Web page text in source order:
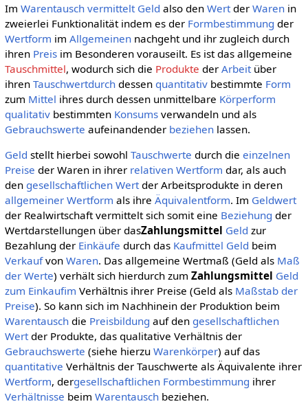
Im Warentausch vermittelt Geld also den Wertder Warenin
zweierlei Funktionalität indem es der Formbestimmung der
Wertform im Allgemeinennachgeht und ihr zugleich durch
ihren Preisim Besonderen vorauseilt. Es ist das allgemeine
Tauschmittel, wodurch sich die Produkte der Arbeitüber
ihren Tauschwertdurchdessen quantitativbestimmte Form
zum Mittel ihres durch dessen unmittelbare Körperform
qualitativbestimmten Konsumsverwandeln und als
Gebrauchswerte aufeinandender beziehenlassen.
Geld stellt hierbei sowohl Tauschwerte durch die einzelnen
Preise der Waren in ihrer relativen Wertform dar, als auch
den gesellschaftlichen Wertder Arbeitsprodukte in deren
allgemeiner Wertform als ihre Äquivalentform. Im Geldwert
der Realwirtschaft vermittelt sich somit eine Beziehung der
Wertdarstellungen über dasZahlungsmittel Geld zur
Bezahlung der Einkäufe durch das Kaufmittel Geld beim
Verkaufvon Waren. Das allgemeine Wertmaß (Geld als Maß
der Werte) verhält sich hierdurch zum Zahlungsmittel Geld
zum Einkaufim Verhältnis ihrer Preise (Geld als Maßstab der
Preise). So kann sich im Nachhinein der Produktion beim
Warentauschdie Preisbildung auf den gesellschaftlichen
Wertder Produkte, das qualitative Verhältnis der
Gebrauchswerte (siehe hierzu Warenkörper) auf das
quantitative Verhältnis der Tauschwerte als Äquivalente ihrer
Wertform, dergesellschaftlichen Formbestimmung ihrer
Verhältnisse beim Warentauschbeziehen.